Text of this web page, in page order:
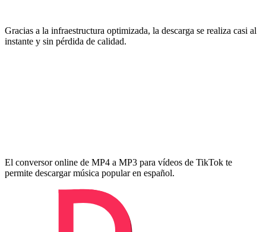
Gracias a la infraestructura optimizada, la descarga se realiza casi al
instante y sin pérdida de calidad.
El conversor online de MP4 a MP3 para vídeos de TikTok te
permite descargar música popular en español.